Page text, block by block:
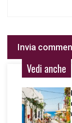
Vedi anche